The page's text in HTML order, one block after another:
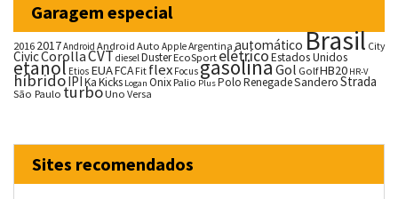
Garagem especial
20162017Android Android Auto AppleArgentina automáticoBrasil City
CivicCorollaCVTdieselDusterEcoSportelétricoEstados Unidos
etanol Etios EUAFCA Fit flex FocusgasolinaGol GolfHB20 HR-V
híbridoIPIKaKicks Logan OnixPalio PlusPoloRenegadeSanderoStrada
São Paulo turboUno Versa
Sites recomendados